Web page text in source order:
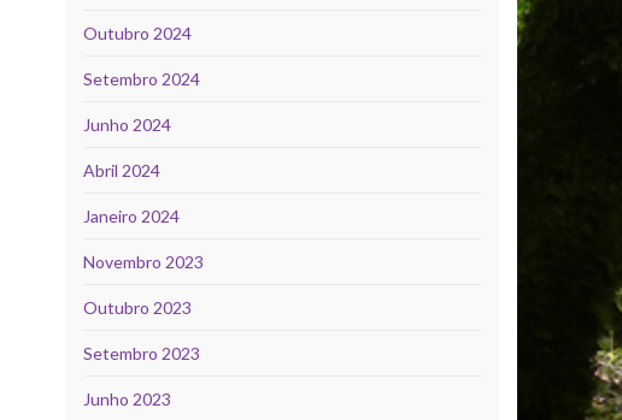
Outubro 2024
Setembro 2024
Junho 2024
Abril 2024
Janeiro 2024
Novembro 2023
Outubro 2023
Setembro 2023
Junho 2023